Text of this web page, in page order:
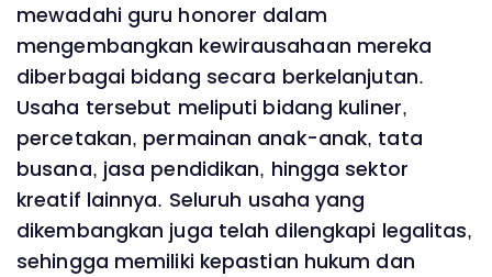
mewadahi guru honorer dalam
mengembangkan kewirausahaan mereka
diberbagai bidang secara berkelanjutan.
Usaha tersebut meliputi bidang kuliner,
percetakan, permainan anak-anak, tata
busana, jasa pendidikan, hingga sektor
kreatif lainnya. Seluruh usaha yang
dikembangkan juga telah dilengkapi legalitas,
sehingga memiliki kepastian hukum dan